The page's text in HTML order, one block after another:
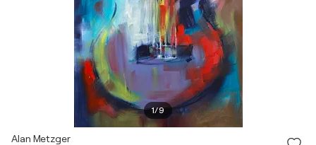
1/9
Alan Metzger